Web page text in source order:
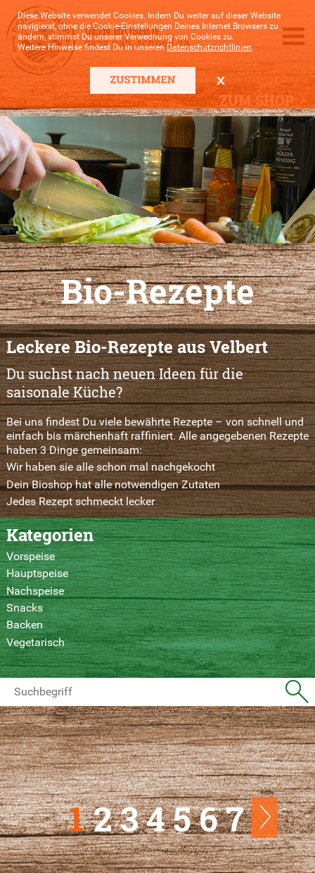
Diese Website verwendet Cookies. Indem Du weiter auf dieser Website
navigierst, ohne die Cookie-Einstellungen Deines Internet Browsers zu
ändern, stimmst Du unserer Verwednung von Cookies zu.
Weitere Hinweise findest Du in unserenDatenschutzrichtlinien.
ZUM SHOP
Bio-Rezepte
Leckere Bio-Rezepte aus Velbert
Du suchst nach neuen Ideen für die
saisonale Küche?
Bei uns findest Du viele bewährte Rezepte – von schnell und
einfach bis märchenhaft raffiniert. Alle angegebenen Rezepte
haben 3 Dinge gemeinsam:
Wir haben sie alle schon mal nachgekocht
Dein Bioshop hat alle notwendigen Zutaten
Jedes Rezept schmeckt lecker
Kategorien
Vorspeise
Hauptspeise
Nachspeise
Snacks
Backen
Vegetarisch
1 234567